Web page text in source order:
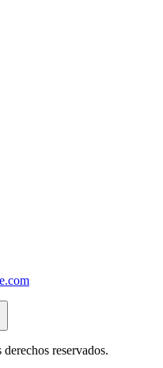
derechos reservados.